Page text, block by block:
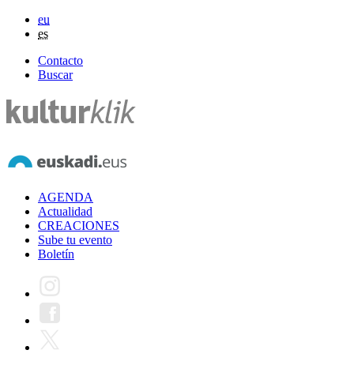
eu
es
Contacto
Buscar
AGENDA
Actualidad
CREACIONES
Sube tu evento
Boletín